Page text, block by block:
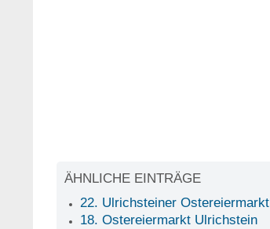
ÄHNLICHE EINTRÄGE
22. Ulrichsteiner Ostereiermarkt
18. Ostereiermarkt Ulrichstein